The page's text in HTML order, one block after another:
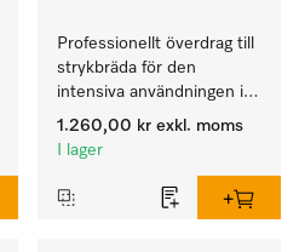
Professionellt överdrag till
strykbräda för den
intensiva användningen i
den professionella
arbetsdagen.
1.260,00 kr exkl. moms
I lager